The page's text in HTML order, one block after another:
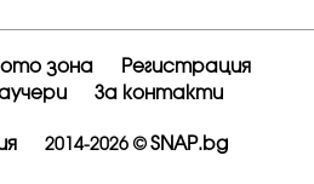
зона
Регистрация
За контакти
2014-2026 © SNAP.bg